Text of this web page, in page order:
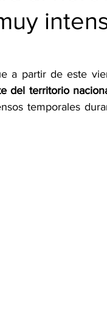
a partir de este
del territorio
temporales